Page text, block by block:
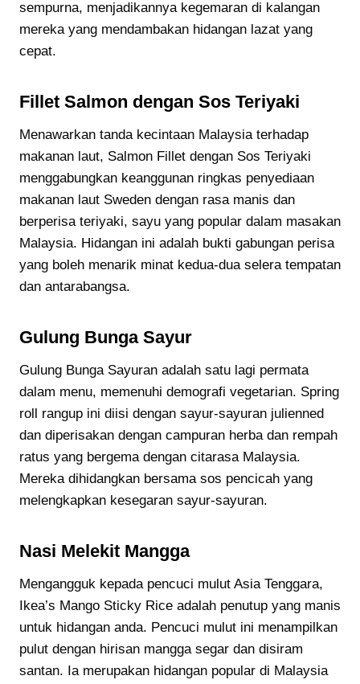
sempurna, menjadikannya kegemaran di kalangan
mereka yang mendambakan hidangan lazat yang
cepat.
Fillet Salmon dengan Sos Teriyaki
Menawarkan tanda kecintaan Malaysia terhadap
makanan laut, Salmon Fillet dengan Sos Teriyaki
menggabungkan keanggunan ringkas penyediaan
makanan laut Sweden dengan rasa manis dan
berperisa teriyaki, sayu yang popular dalam masakan
Malaysia. Hidangan ini adalah bukti gabungan perisa
yang boleh menarik minat kedua-dua selera tempatan
dan antarabangsa.
Gulung Bunga Sayur
Gulung Bunga Sayuran adalah satu lagi permata
dalam menu, memenuhi demografi vegetarian. Spring
roll rangup ini diisi dengan sayur-sayuran julienned
dan diperisakan dengan campuran herba dan rempah
ratus yang bergema dengan citarasa Malaysia.
Mereka dihidangkan bersama sos pencicah yang
melengkapkan kesegaran sayur-sayuran.
Nasi Melekit Mangga
Mengangguk kepada pencuci mulut Asia Tenggara,
Ikea’s Mango Sticky Rice adalah penutup yang manis
untuk hidangan anda. Pencuci mulut ini menampilkan
pulut dengan hirisan mangga segar dan disiram
santan. Ia merupakan hidangan popular di Malaysia